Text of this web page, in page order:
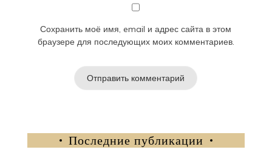
Сохранить моё имя, email и адрес сайта в этом
браузере для последующих моих комментариев.
Последние публикации